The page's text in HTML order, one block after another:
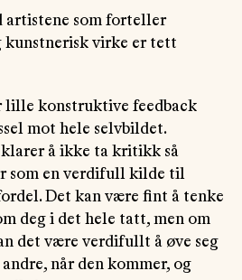
artistene som forteller
virke er tett
lille konstruktive feedback
mot hele selvbildet.
å ikke ta kritikk så
som en verdifull kilde til
Det kan være fint å tenke
deg i det hele tatt, men om
det være verdifullt å øve seg
når den kommer, og